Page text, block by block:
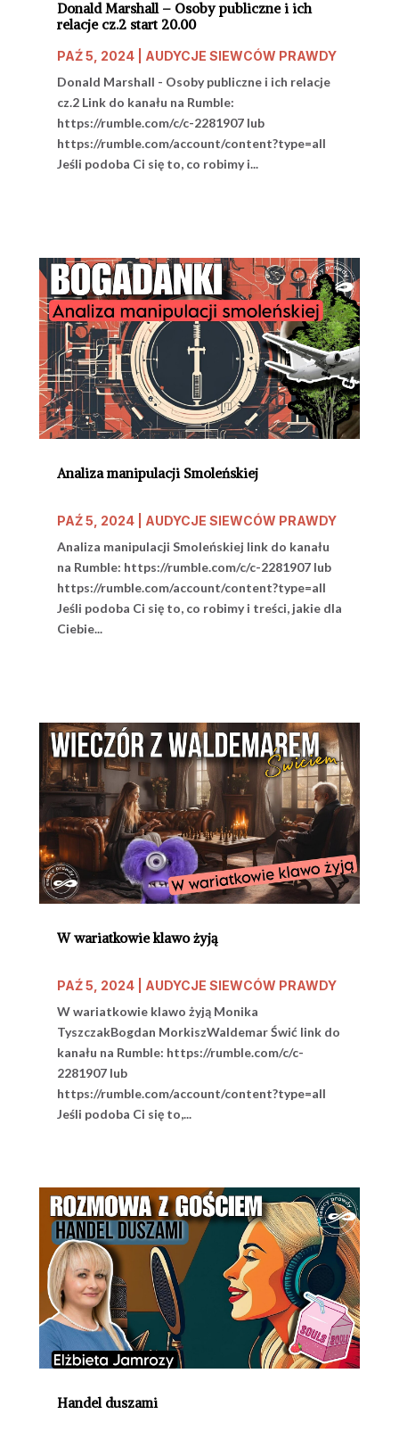
Donald Marshall – Osoby publiczne i ich
relacje cz.2 start 20.00
PAŹ 5, 2024| AUDYCJE SIEWCÓW PRAWDY
Donald Marshall - Osoby publiczne i ich relacje
cz.2 Link do kanału na Rumble:
https://rumble.com/c/c-2281907 lub
https://rumble.com/account/content?type=all
Jeśli podoba Ci się to, co robimy i...
Analiza manipulacji Smoleńskiej
PAŹ 5, 2024| AUDYCJE SIEWCÓW PRAWDY
Analiza manipulacji Smoleńskiej link do kanału
na Rumble: https://rumble.com/c/c-2281907 lub
https://rumble.com/account/content?type=all
Jeśli podoba Ci się to, co robimy i treści, jakie dla
Ciebie...
W wariatkowie klawo żyją
PAŹ 5, 2024| AUDYCJE SIEWCÓW PRAWDY
W wariatkowie klawo żyją Monika
TyszczakBogdan MorkiszWaldemar Świć link do
kanału na Rumble: https://rumble.com/c/c-
2281907 lub
https://rumble.com/account/content?type=all
Jeśli podoba Ci się to,...
Handel duszami